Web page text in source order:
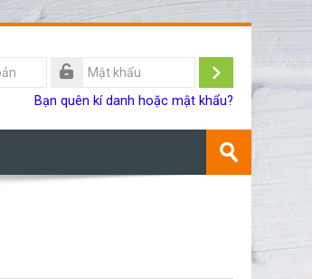
Đăng
Bạn quên kí danh hoặc mật khẩu?
khoá
Gửi